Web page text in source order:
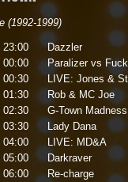
(1992-1999)
23:00 Dazzler
00:00 Paralizer vs
- 00:30 LIVE: Jones
01:30 Rob & MC Joe
- 02:30 G-Town
- 03:30 Lady Dana
- 04:00 LIVE:
- 05:00 Darkraver
- 06:00 Re-charge